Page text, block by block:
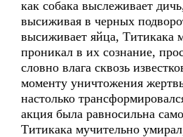
как собака выслеживает
высиживая в черных
высиживает яйца, Титикака
проникал в их сознание,
словно влага сквозь
моменту уничтожения
настолько
акция была равносильна
Титикака мучительно